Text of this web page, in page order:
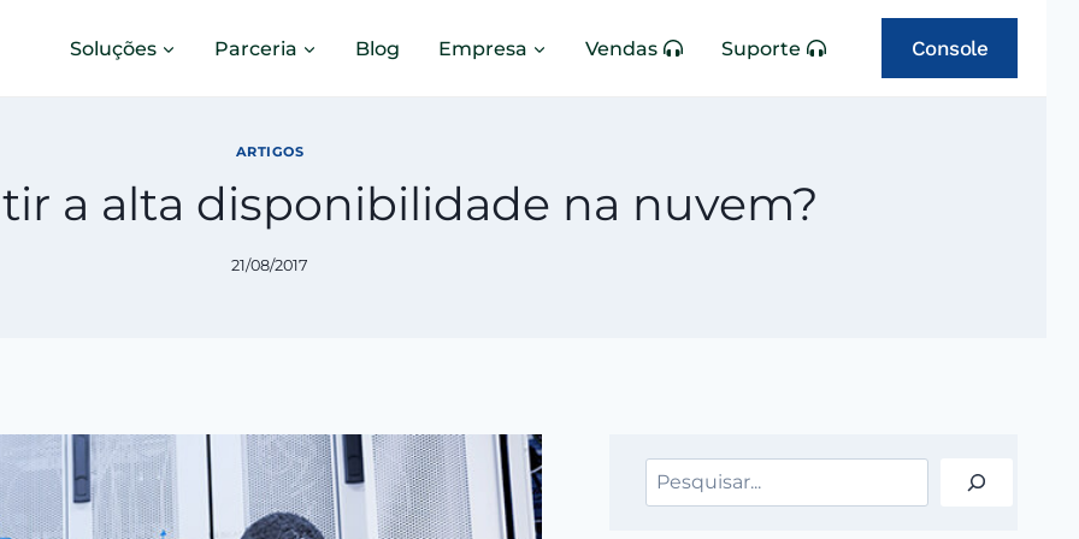
Soluções Parceria Blog Empresa Vendas Suporte Console
ARTIGOS
a alta disponibilidade na nuvem?
21/08/2017
Pesquisar